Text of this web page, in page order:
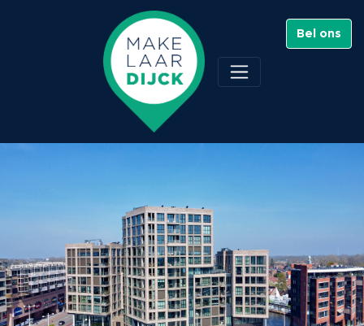
Bel ons
Alkmaar
Verkocht - €449.000 K.K.